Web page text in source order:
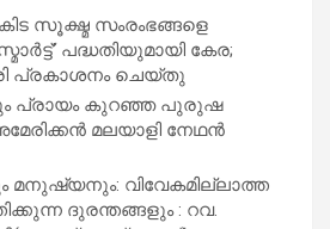
സൂക്ഷ്മ സംരംഭങ്ങളെ
പദ്ധതിയുമായി കേര;
പ്രകാശനം ചെയ്തു
പ്രായം കുറഞ്ഞ പുരുഷ
മലയാളി നേഥൻ
വിവേകമില്ലാത്ത
ദുരന്തങ്ങളും : റവ.